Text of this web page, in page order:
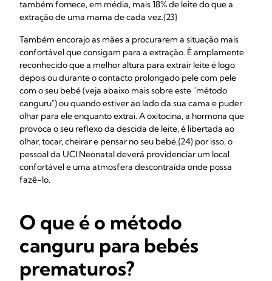
também fornece, em média, mais 18% de leite do que a
extração de uma mama de cada vez.{23}
Também encorajo as mães a procurarem a situação mais
confortável que consigam para a extração. É amplamente
reconhecido que a melhor altura para extrair leite é logo
depois ou durante o contacto prolongado pele com pele
com o seu bebé (veja abaixo mais sobre este "método
canguru") ou quando estiver ao lado da sua cama e puder
olhar para ele enquanto extrai. A oxitocina, a hormona que
provoca o seu reflexo da descida de leite, é libertada ao
olhar, tocar, cheirar e pensar no seu bebé,{24} por isso, o
pessoal da UCI Neonatal deverá providenciar um local
confortável e uma atmosfera descontraída onde possa
fazê-lo.
O que é o método
canguru para bebés
prematuros?